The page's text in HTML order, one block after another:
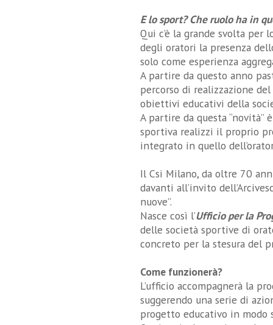
E lo sport? Che ruolo ha in
Qui c’è la grande svolta
degli oratori la presenza
solo come esperienza
A partire da questo anno
percorso di realizzazione
obiettivi educativi della
A partire da questa “novità”
sportiva realizzi il proprio
integrato in quello
Il Csi Milano, da oltre 70
davanti all’invito
nuove”.
Nasce così l’Ufficio per la
delle società sportive di
concreto per la stesura del
Come funzionerà?
L’ufficio accompagnerà la
suggerendo una serie di
progetto educativo in modo